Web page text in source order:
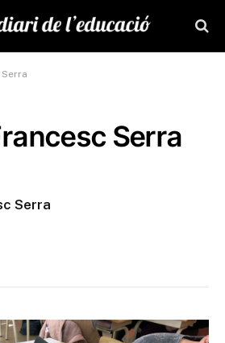
Serra
Serra